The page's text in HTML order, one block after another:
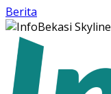
Berita